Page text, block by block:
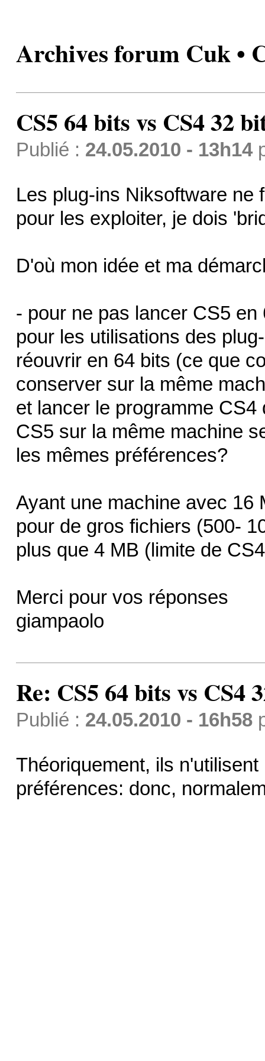
Archives forum Cuk •
CS5 64 bits vs CS4 32
Publié : 24.05.2010 - 13h14
Les plug-ins Niksoftware ne
pour les exploiter, je dois
D'où mon idée et ma
- pour ne pas lancer CS5
pour les utilisations des
réouvrir en 64 bits (ce que
conserver sur la même
et lancer le programme
CS5 sur la même machine
les mêmes préférences?
Ayant une machine avec 16
pour de gros fichiers (500-
plus que 4 MB (limite de
Merci pour vos réponses
giampaolo
Re: CS5 64 bits vs CS4
Publié : 24.05.2010 - 16h58
Théoriquement, ils
préférences: donc,